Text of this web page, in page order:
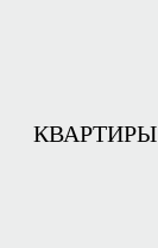
КВАРТИРЫ